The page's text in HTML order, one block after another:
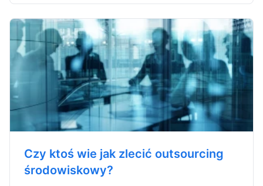
Czy ktoś wie jak zlecić outsourcing
środowiskowy?